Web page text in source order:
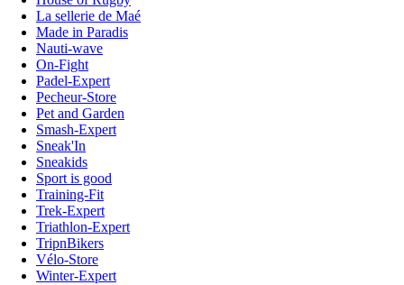
La sellerie de Maé
Made in Paradis
Nauti-wave
On-Fight
Padel-Expert
Pecheur-Store
Pet and Garden
Smash-Expert
Sneak'In
Sneakids
Sport is good
Training-Fit
Trek-Expert
Triathlon-Expert
TripnBikers
Vélo-Store
Winter-Expert